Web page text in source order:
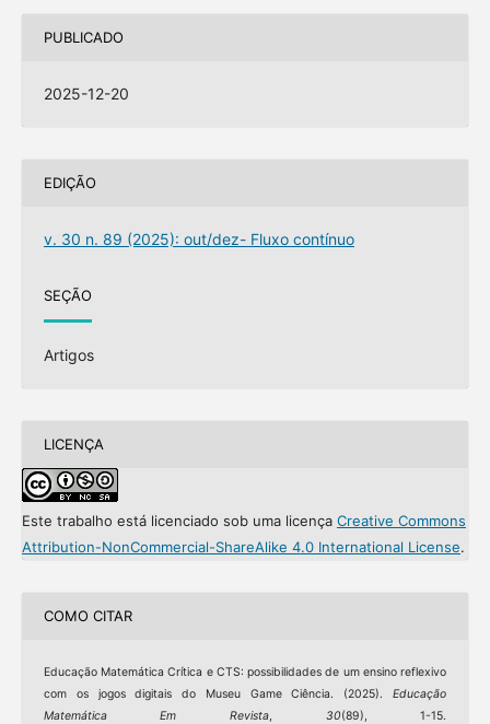
PUBLICADO
2025-12-20
EDIÇÃO
v. 30 n. 89 (2025): out/dez- Fluxo contínuo
SEÇÃO
Artigos
LICENÇA
Este trabalho está licenciado sob uma licença Creative Commons
Attribution-NonCommercial-ShareAlike 4.0 International License.
COMO CITAR
Educação Matemática Crítica e CTS: possibilidades de um ensino reflexivo
com os jogos digitais do Museu Game Ciência. (2025).Educação
Matemática Em Revista, 30(89), 1-15.